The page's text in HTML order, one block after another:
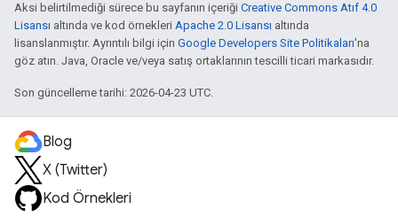
Aksi belirtilmediği sürece bu sayfanın içeriği Creative Commons Atıf 4.0
Lisansı altında ve kod örnekleri Apache 2.0 Lisansı altında
lisanslanmıştır. Ayrıntılı bilgi için Google Developers Site Politikaları'na
göz atın. Java, Oracle ve/veya satış ortaklarının tescilli ticari markasıdır.
Son güncelleme tarihi: 2026-04-23 UTC.
Blog
X (Twitter)
Kod Örnekleri